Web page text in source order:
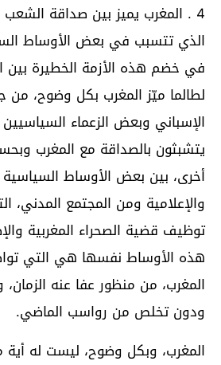
4 . المغرب يميز بين صداقة الشعب
الذي تتسبب في بعض الأوساط
في خضم هذه الأزمة الخطيرة بين
لطالما ميّز المغرب بكل وضوح،
الإسباني وبعض الزعماء السياسيين
يتشبثون بالصداقة مع المغرب
أخرى، بين بعض الأوساط
والإعلامية ومن المجتمع
توظيف قضية الصحراء المغربية
هذه الأوساط نفسها هي التي
المغرب، من منظور عفا عنه الزمان،
ودون تخلص من رواسب الماضي.
المغرب، وبكل وضوح، ليست له